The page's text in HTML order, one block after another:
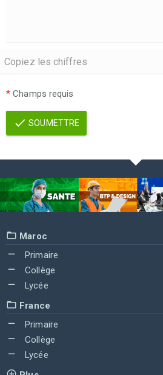
* Champs requis
SOUMETTRE
Maroc
Primaire
Collège
Lycée
France
Primaire
Collège
Lycée